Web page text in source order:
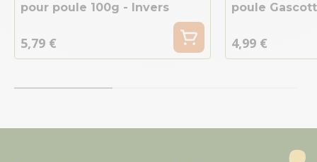
pour poule 100g - Invers
5,79 €
poule
4,99 €